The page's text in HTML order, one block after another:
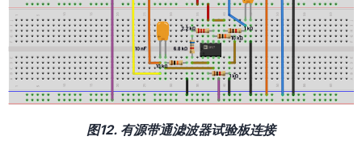
图12. 有源带通滤波器试验板连接